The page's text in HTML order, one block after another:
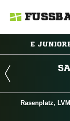
E
Rasenplatz,